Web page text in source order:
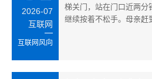
2026-07
互联网
互联网风向
梯关门，站在门口近两分
继续按着不松手。母亲赶